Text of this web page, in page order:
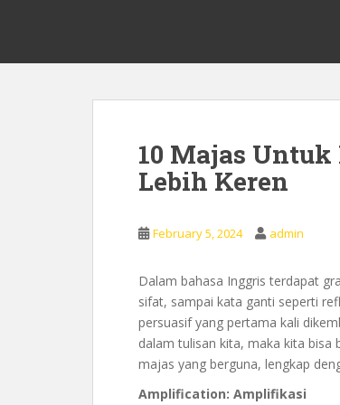
0878 8705 9305 Kursus
10 Majas
Lebih Keren
February 5, 2024 admin
Dalam bahasa Inggris terdapat
sifat, sampai kata ganti seperti
persuasif yang pertama kali
dalam tulisan kita, maka kita bisa
majas yang berguna, lengkap
Amplification: Amplifikasi